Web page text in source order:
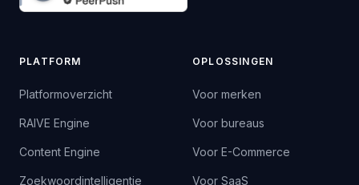
PLATFORM
Platformoverzicht
RAIVE Engine
Content Engine
Zoekwoordintelligentie
OPLOSSINGEN
Voor merken
Voor bureaus
Voor E-Commerce
Voor SaaS